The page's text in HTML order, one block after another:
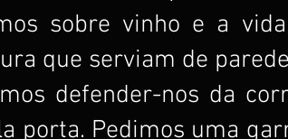
sobre vinho e a
que serviam de
defender-nos da
porta. Pedimos uma